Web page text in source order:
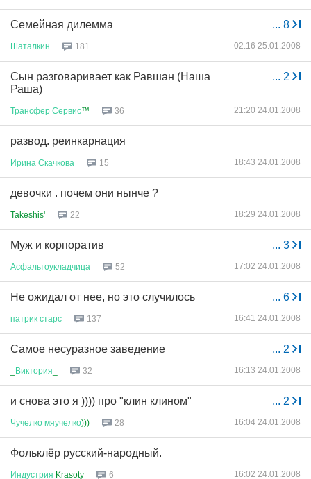
... 8
Семейная дилемма
Шаталкин 181 02:16 25.01.2008
... 2
Сын разговаривает как Равшан (Наша
Раша)
Трансфер Сервис™ 36 21:20 24.01.2008
развод. реинкарнация
Ирина Скачкова 15 18:43 24.01.2008
девочки . почем они нынче ?
Takeshis' 22 18:29 24.01.2008
... 3
Муж и корпоратив
Асфальтоукладчица 52 17:02 24.01.2008
... 6
Не ожидал от нее, но это случилось
патрик старс 137 16:41 24.01.2008
... 2
Самое несуразное заведение
Виктория 32 16:13 24.01.2008
... 2
и снова это я )))) про "клин клином"
Чучелко мяучелко))) 28 16:04 24.01.2008
Фольклёр русский-народный.
Индустрия Krasoty 6 16:02 24.01.2008